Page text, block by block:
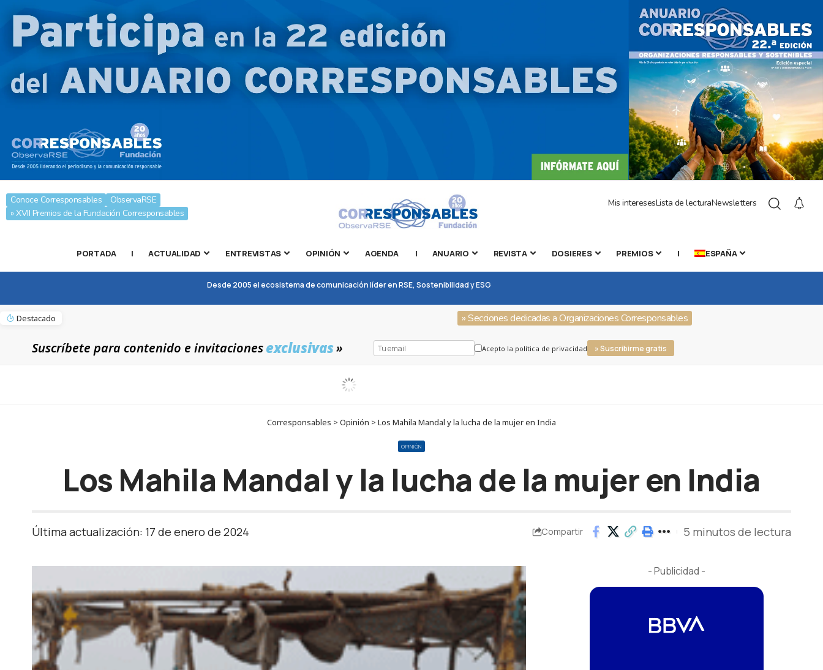
Conoce Corresponsables
ObservaRSE
» XVII Premios de la Fundación Corresponsables
Mis interesesLista de lecturaNewsletters
PORTADA | ACTUALIDAD ENTREVISTAS OPINIÓN AGENDA | ANUARIO REVISTA DOSIERES PREMIOS | ESPAÑA
Desde 2005 el ecosistema de comunicación líder en RSE, Sostenibilidad y ESG
Destacado » Secciones dedicadas a Organizaciones Corresponsables
Suscríbete para contenido e invitacionesexclusivas» Acepto la política de privacidad » Suscribirme gratis
Corresponsables > Opinión > Los Mahila Mandal y la lucha de la mujer en India
OPINIÓN
Los Mahila Mandal y la lucha de la mujer en India
Última actualización: 17 de enero de 2024 Compartir 5 minutos de lectura
- Publicidad -